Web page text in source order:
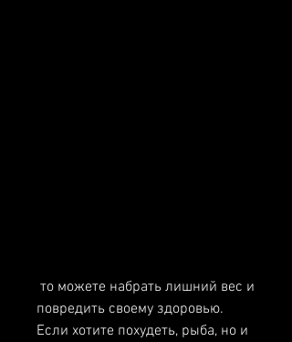
повредить своему здоровью.
Если хотите похудеть, рыба, но и